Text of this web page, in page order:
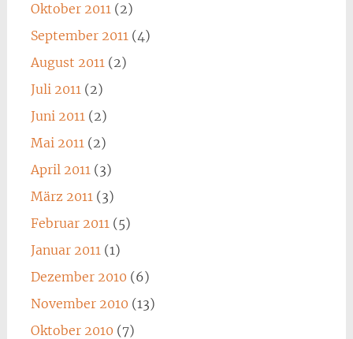
Oktober 2011(2)
September 2011(4)
August 2011(2)
Juli 2011(2)
Juni 2011(2)
Mai 2011(2)
April 2011(3)
März 2011(3)
Februar 2011(5)
Januar 2011(1)
Dezember 2010 (6)
November 2010 (13)
Oktober 2010 (7)